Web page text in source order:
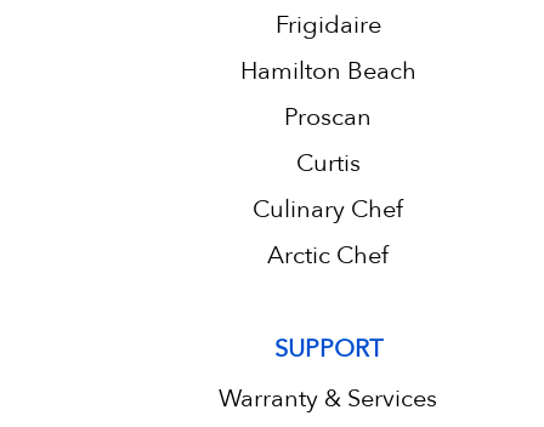
Frigidaire
Hamilton Beach
Proscan
Curtis
Culinary Chef
Arctic Chef
SUPPORT
Warranty & Services